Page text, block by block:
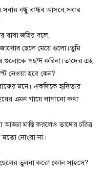
বন্ধু বান্ধব আসবে,সবার
বাবা জহির বলে,
ছেলে মেয়ে গুলো।তুমি
পছন্দ করিনা।তাদের এই
নেওয়া হবে কেন?
মনে। একদিকে হৃদিতার
এমন গায়ে লাগানো কথা
মাস্তি করলেও তাদের চরিত্র
নোংরা না।
ছেলের তুলনা করো কোন সাহসে?